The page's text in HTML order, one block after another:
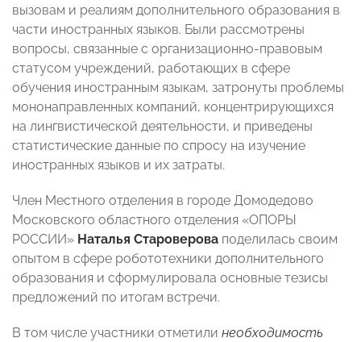
вызовам и реалиям дополнительного образования в
части иностранных языков. Были рассмотрены
вопросы, связанные с организационно-правовым
статусом учреждений, работающих в сфере
обучения иностранным языкам, затронуты проблемы
мононаправленных компаний, концентрирующихся
на лингвистической деятельности, и приведены
статистические данные по спросу на изучение
иностранных языков и их затраты.
Член Местного отделения в городе Домодедово
Московского областного отделения «ОПОРЫ
РОССИИ» Наталья Староверова поделилась своим
опытом в сфере робототехники дополнительного
образования и сформулировала основные тезисы
предложений по итогам встречи.
В том числе участники отметили необходимость